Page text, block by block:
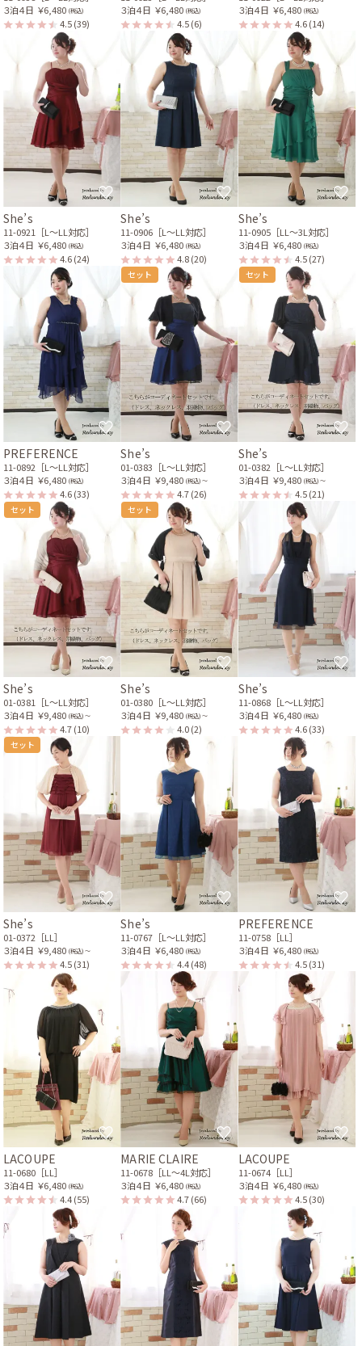
３泊４日 ￥6,480 (税込)
4.5(39)
３泊４日 ￥6,480 (税込)
4.5(6)
３泊４日 ￥6,480 (税込)
4.6(14)
She’s
11-0921［L〜LL対応］
３泊４日 ￥6,480 (税込)
4.6(24)
She’s
11-0906［L〜LL対応］
３泊４日 ￥6,480 (税込)
4.8(20)
She’s
11-0905［LL〜3L対応］
３泊４日 ￥6,480 (税込)
4.5(27)
PREFERENCE
11-0892［L〜LL対応］
３泊４日 ￥6,480 (税込)
4.6(33)
セット
She’s
01-0383［L〜LL対応］
３泊４日 ￥9,480 (税込) 〜
4.7(26)
セット
She’s
01-0382［L〜LL対応］
３泊４日 ￥9,480 (税込) 〜
4.5(21)
セット
She’s
01-0381［L〜LL対応］
３泊４日 ￥9,480 (税込) 〜
4.7(10)
セット
She’s
01-0380［L〜LL対応］
３泊４日 ￥9,480 (税込) 〜
4.0(2)
She’s
11-0868［L〜LL対応］
３泊４日 ￥6,480 (税込)
4.6(33)
セット
She’s
01-0372［LL］
３泊４日 ￥9,480 (税込) 〜
4.5(31)
She’s
11-0767［L〜LL対応］
３泊４日 ￥6,480 (税込)
4.4(48)
PREFERENCE
11-0758［LL］
３泊４日 ￥6,480 (税込)
4.5(31)
LACOUPE
11-0680［LL］
３泊４日 ￥6,480 (税込)
4.4(55)
MARIE CLAIRE
11-0678［LL〜4L対応］
３泊４日 ￥6,480 (税込)
4.7(66)
LACOUPE
11-0674［LL］
３泊４日 ￥6,480 (税込)
4.5(30)